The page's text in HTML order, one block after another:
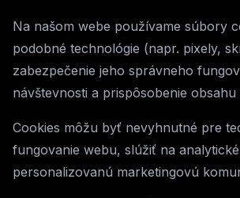
Na našom webe používame súbory
podobné technológie (napr. pixely,
zabezpečenie jeho správneho
návštevnosti a prispôsobenie obsahu
Cookies môžu byť nevyhnutné pre
fungovanie webu, slúžiť na
personalizovanú marketingovú